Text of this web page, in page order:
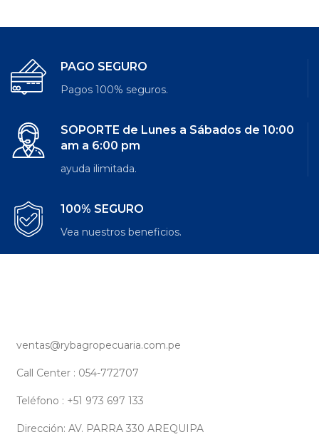
PAGO SEGURO
Pagos 100% seguros.
SOPORTE de Lunes a Sábados de 10:00
am a 6:00 pm
ayuda ilimitada.
100% SEGURO
Vea nuestros beneficios.
ventas@rybagropecuaria.com.pe
Call Center : 054-772707
Teléfono : +51 973 697 133
Dirección: AV. PARRA 330 AREQUIPA